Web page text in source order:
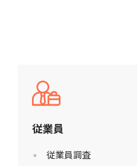
従業員
従業員調査